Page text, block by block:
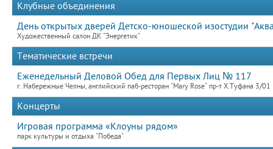
Клубные объединения
День открытых дверей Детско-юношеской изостудии
Художественный салон ДК "Энергетик"
Тематические встречи
Еженедельный Деловой Обед для Первых Лиц № 117
г. Набережные Челны, английский паб-ресторан "Mary Rose" пр-т Х.Туфана 3/01
Концерты
Игровая программа «Клоуны рядом»
парк культуры и отдыха "Победа"